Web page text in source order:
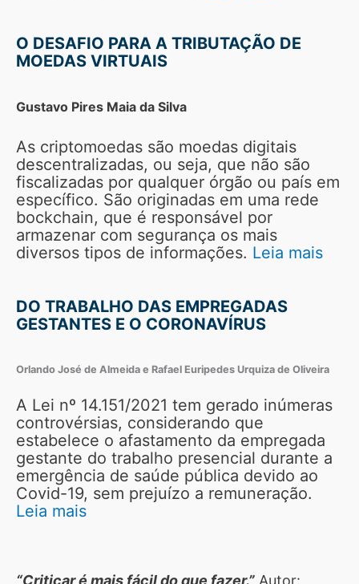
O DESAFIO PARA A TRIBUTAÇÃO DE
MOEDAS VIRTUAIS
Gustavo Pires Maia da Silva
As criptomoedas são moedas digitais
descentralizadas, ou seja, que não são
fiscalizadas por qualquer órgão ou país em
específico. São originadas em uma rede
bockchain, que é responsável por
armazenar com segurança os mais
diversos tipos de informações. Leia mais
DO TRABALHO DAS EMPREGADAS
GESTANTES E O CORONAVÍRUS
Orlando José de Almeida e Rafael Euripedes Urquiza de Oliveira
A Lei nº 14.151/2021 tem gerado inúmeras
controvérsias, considerando que
estabelece o afastamento da empregada
gestante do trabalho presencial durante a
emergência de saúde pública devido ao
Covid-19, sem prejuízo a remuneração.
Leia mais
“Criticar é mais fácil do que fazer.” Autor: